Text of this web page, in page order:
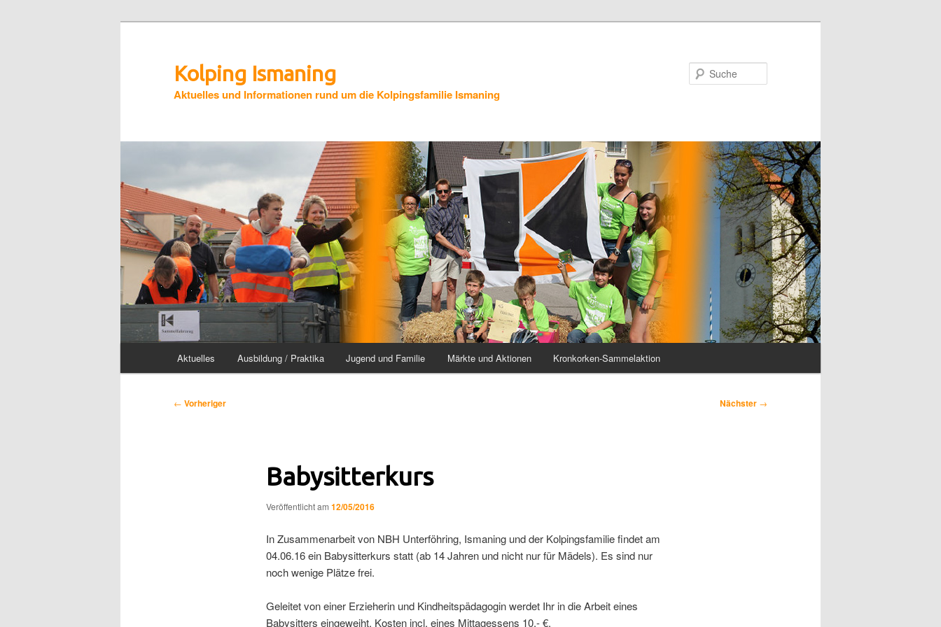
Kolping Ismaning
Aktuelles und Informationen rund um die Kolpingsfamilie Ismaning
HauptmenüAktuelles Ausbildung / Praktika Jugend und Familie Märkte und Aktionen Kronkorken-Sammelaktion
Beitragsnavigation
← Vorheriger Nächster →
Babysitterkurs
Veröffentlicht am 12/05/2016
In Zusammenarbeit von NBH Unterföhring, Ismaning und der Kolpingsfamilie findet am
04.06.16 ein Babysitterkurs statt (ab 14 Jahren und nicht nur für Mädels). Es sind nur
noch wenige Plätze frei.
Geleitet von einer Erzieherin und Kindheitspädagogin werdet Ihr in die Arbeit eines
Babysitters eingeweiht, Kosten incl. eines Mittagessens 10,- €.